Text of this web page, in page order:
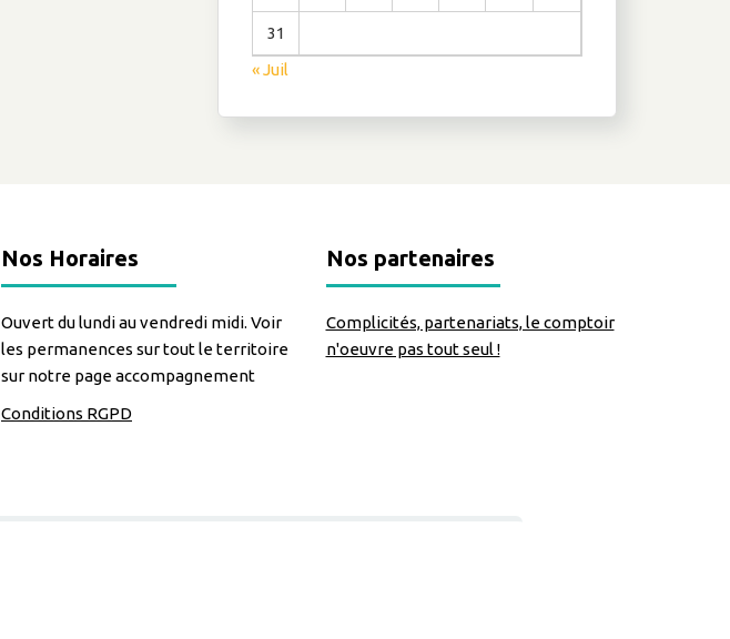
31
« Juil
Nos Horaires
Ouvert du lundi au vendredi midi. Voir
les permanences sur tout le territoire
sur notre page accompagnement
Conditions RGPD
Nos partenaires
Complicités, partenariats, le comptoir
n'oeuvre pas tout seul !